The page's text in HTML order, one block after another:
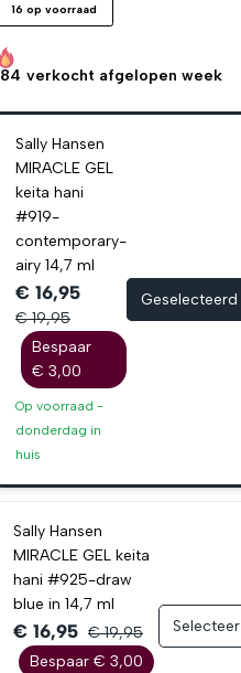
16 op voorraad
84 verkocht afgelopen week
Sally Hansen
MIRACLE GEL
keita hani
#919-
contemporary-
airy 14,7 ml
€ 16,95
€ 19,95
Bespaar
€ 3,00
Op voorraad -
donderdag in
huis
Geselecteerd
Sally Hansen
MIRACLE GEL keita
hani #925-draw
blue in 14,7 ml
€ 16,95 € 19,95
Bespaar € 3,00
Selecteer